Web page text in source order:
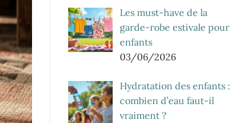
Les must-have de la
garde-robe estivale pour
enfants
03/06/2026
Hydratation des enfants :
combien d’eau faut-il
vraiment ?